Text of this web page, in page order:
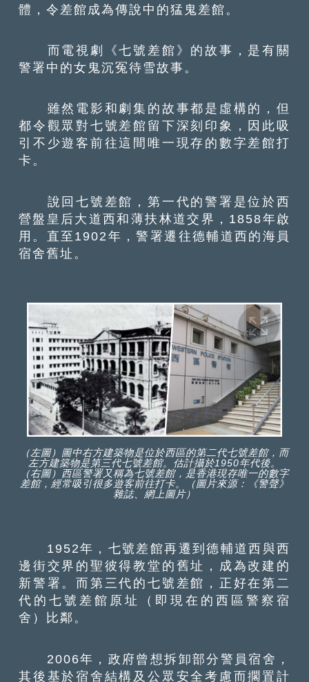
體，令差館成為傳說中的猛鬼差館。
而電視劇《七號差館》的故事，是有關
警署中的女鬼沉冤待雪故事。
雖然電影和劇集的故事都是虛構的，但
都令觀眾對七號差館留下深刻印象，因此吸
引不少遊客前往這間唯一現存的數字差館打
卡。
說回七號差館，第一代的警署是位於西
營盤皇后大道西和薄扶林道交界，1858年啟
用。直至1902年，警署遷往德輔道西的海員
宿舍舊址。
（左圖）圖中右方建築物是位於西區的第二代七號差館，而
左方建築物是第三代七號差館。估計攝於1950年代後。
（右圖）西區警署又稱為七號差館，是香港現存唯一的數字
差館，經常吸引很多遊客前往打卡。（圖片來源：《警聲》
雜誌、網上圖片）
1952年，七號差館再遷到德輔道西與西
邊街交界的聖彼得教堂的舊址，成為改建的
新警署。而第三代的七號差館，正好在第二
代的七號差館原址（即現在的西區警察宿
舍）比鄰。
2006年，政府曾想拆卸部分警員宿舍，
其後基於宿舍結構及公眾安全考慮而擱置計